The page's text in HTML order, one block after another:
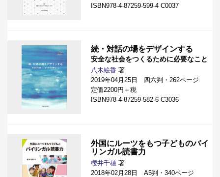
ISBN978-4-87259-599-4 C0037
続・対話の場をデザインする
安全な社会をつくるために必要なこと
八木絵香 著
2019年04月25日 四六判・262ページ
定価2200円＋税
ISBN978-4-87259-582-6 C3036
外国にルーツをもつ子どものバイ
リンガル読書力
櫻井千穂 著
2018年02月28日 A5判・340ページ